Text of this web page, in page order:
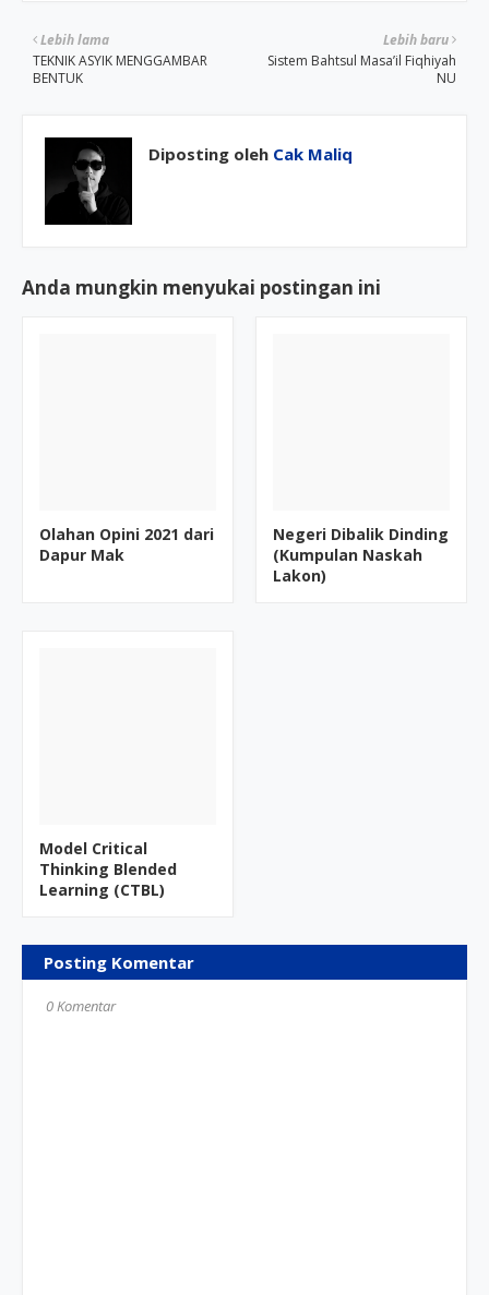
Lebih baru
Sistem Bahtsul Masa’il Fiqhiyah
NU
Lebih lama
TEKNIK ASYIK MENGGAMBAR
BENTUK
Diposting oleh Cak Maliq
Anda mungkin menyukai postingan ini
Olahan Opini 2021 dari
Dapur Mak
Negeri Dibalik Dinding
(Kumpulan Naskah
Lakon)
Model Critical
Thinking Blended
Learning (CTBL)
Posting Komentar
0 Komentar